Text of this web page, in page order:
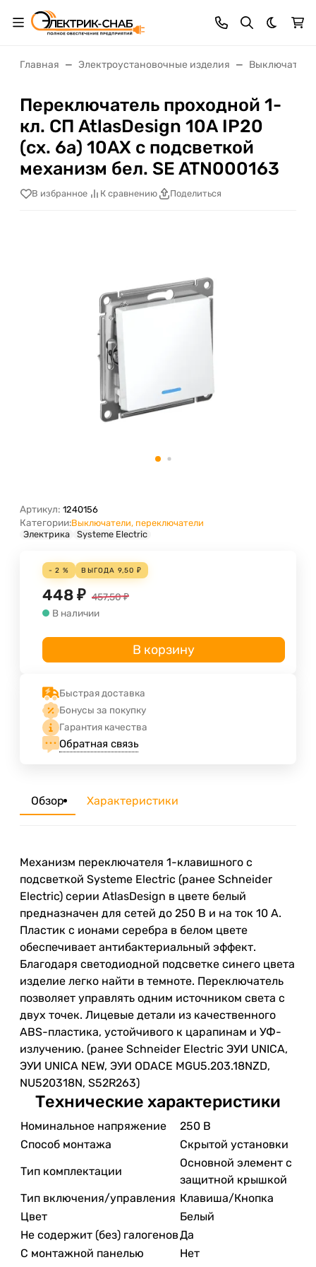
Темная
Главная Электроустановочные изделия
Переключатель проходной 1-
кл. СП AtlasDesign 10А IP20
(сх. 6а) 10AX с подсветкой
механизм бел. SE ATN000163
В избранное К сравнению Поделиться
Артикул: 1240156
Категории:Выключатели, переключатели
Электрика
Systeme Electric
- 2 % ВЫГОДА 9,50 ₽
448 ₽ 457,50₽
В наличии
В корзину
Быстрая доставка
Бонусы за покупку
Гарантия качества
Обратная связь
Обзор Характеристики
Механизм переключателя 1-клавишного с
подсветкой Systeme Electric (ранее Schneider
Electric) серии AtlasDesign в цвете белый
предназначен для сетей до 250 В и на ток 10 А.
Пластик с ионами серебра в белом цвете
обеспечивает антибактериальный эффект.
Благодаря светодиодной подсветке синего цвета
изделие легко найти в темноте. Переключатель
позволяет управлять одним источником света с
двух точек. Лицевые детали из качественного
ABS-пластика, устойчивого к царапинам и УФ-
излучению. (ранее Schneider Electric ЭУИ UNICA,
ЭУИ UNICA NEW, ЭУИ ODACE MGU5.203.18NZD,
NU520318N, S52R263)
Технические характеристики
Номинальное напряжение
250 В
Способ монтажа
Скрытой установки
Тип комплектации
Основной элемент с
защитной крышкой
Тип включения/управления Клавиша/Кнопка
Цвет
Белый
Не содержит (без) галогеновДа
С монтажной панелью
Нет